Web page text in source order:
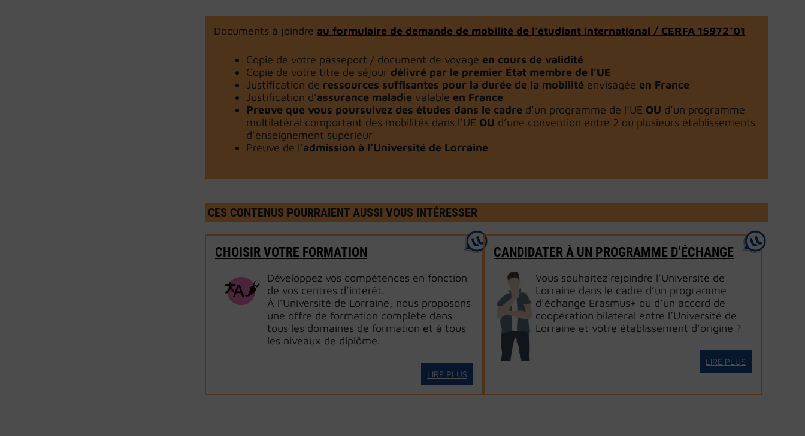
Documents à joindre au formulaire de demande de mobilité de l’étudiant international / CERFA 15972*01
Copie de votre passeport / document de voyage en cours de validité
Copie de votre titre de séjour délivré par le premier État membre de l’UE
Justification de ressources suffisantes pour la durée de la mobilité envisagée en France
Justification d’assurance maladie valable en France
Preuve que vous poursuivez des études dans le cadre d’un programme de l’UE OU d’un programme
multilatéral comportant des mobilités dans l’UE OU d’une convention entre 2 ou plusieurs établissements
d’enseignement supérieur
Preuve de l’admission à l’Université de Lorraine
CES CONTENUS POURRAIENT AUSSI VOUS INTÉRESSER
CHOISIR VOTRE FORMATION
Développez vos compétences en fonction
de vos centres d’intérêt.
À l’Université de Lorraine, nous proposons
une offre de formation complète dans
tous les domaines de formation et à tous
les niveaux de diplôme.
LIRE PLUS
CANDIDATER À UN PROGRAMME D’ÉCHANGE
Vous souhaitez rejoindre l’Université de
Lorraine dans le cadre d’un programme
d’échange Erasmus+ ou d’un accord de
coopération bilatéral entre l’Université de
Lorraine et votre établissement d’origine ?
LIRE PLUS